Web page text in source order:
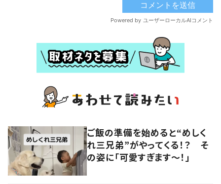
ご飯の準備を始めると“めしく
れ三兄弟”がやってくる！？ そ
の姿に「可愛すぎます〜！」